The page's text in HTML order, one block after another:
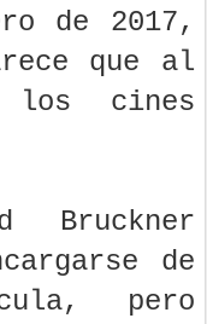
de 2017,
que al
cines
Bruckner
de
pero